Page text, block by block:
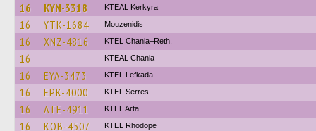
16 KYN-3318 KTEAL Kerkyra
16 YTK-1684 Mouzenidis
16 XNZ-4816 KTEL Chania–Reth.
16 KTEAL Chania
16 EYA-3473 KTEL Lefkada
16 EPK-4000 KTEL Serres
16 ATE-4911 KTEL Arta
16 KOB-4507 KTEL Rhodope